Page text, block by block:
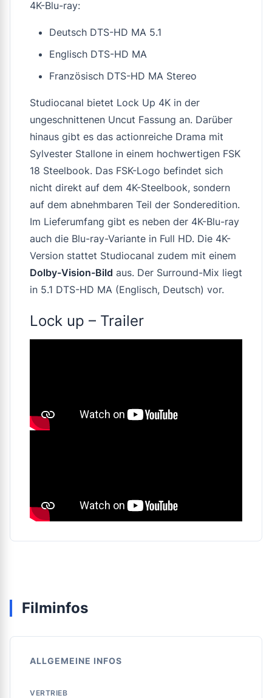
4K-Blu-ray:
Deutsch DTS-HD MA 5.1
Englisch DTS-HD MA
Französisch DTS-HD MA Stereo
Studiocanal bietet Lock Up 4K in der
ungeschnittenen Uncut Fassung an. Darüber
hinaus gibt es das actionreiche Drama mit
Sylvester Stallone in einem hochwertigen FSK
18 Steelbook. Das FSK-Logo befindet sich
nicht direkt auf dem 4K-Steelbook, sondern
auf dem abnehmbaren Teil der Sonderedition.
Im Lieferumfang gibt es neben der 4K-Blu-ray
auch die Blu-ray-Variante in Full HD. Die 4K-
Version stattet Studiocanal zudem mit einem
Dolby-Vision-Bild aus. Der Surround-Mix liegt
in 5.1 DTS-HD MA (Englisch, Deutsch) vor.
Lock up – Trailer
Filminfos
ALLGEMEINE INFOS
VERTRIEB